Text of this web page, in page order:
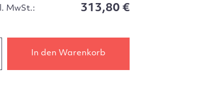
MwSt.:
313,80 €
In den Warenkorb